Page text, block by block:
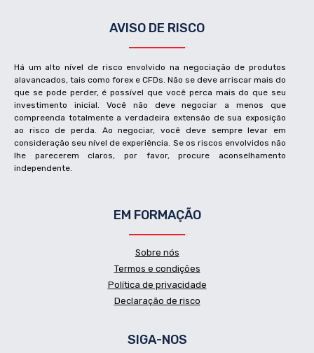
AVISO DE RISCO
Há um alto nível de risco envolvido na negociação de produtos
alavancados, tais como forex e CFDs. Não se deve arriscar mais do
que se pode perder, é possível que você perca mais do que seu
investimento inicial. Você não deve negociar a menos que
compreenda totalmente a verdadeira extensão de sua exposição
ao risco de perda. Ao negociar, você deve sempre levar em
consideração seu nível de experiência. Se os riscos envolvidos não
lhe parecerem claros, por favor, procure aconselhamento
independente.
EM FORMAÇÃO
Sobre nós
Termos e condições
Política de privacidade
Declaração de risco
SIGA-NOS